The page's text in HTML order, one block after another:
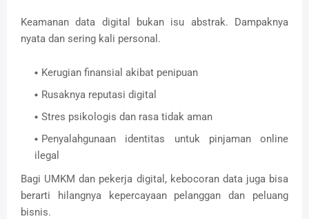
Keamanan data digital bukan isu abstrak. Dampaknya
nyata dan sering kali personal.
Kerugian finansial akibat penipuan
Rusaknya reputasi digital
Stres psikologis dan rasa tidak aman
Penyalahgunaan identitas untuk pinjaman online
ilegal
Bagi UMKM dan pekerja digital, kebocoran data juga bisa
berarti hilangnya kepercayaan pelanggan dan peluang
bisnis.